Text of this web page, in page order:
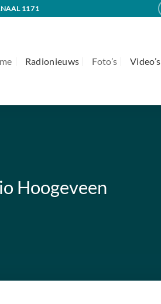
1171
Radionieuws Foto’s Video’s
Hoogeveen